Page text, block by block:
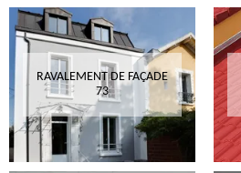
RAVALEMENT DE FAÇADE
73